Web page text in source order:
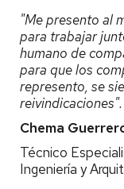
"Me presento al
para trabajar
humano de
para que los
represento, se
reivindicaciones".
Chema
Técnico
Ingeniería y